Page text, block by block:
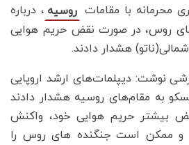
محرمانه با مقامات روسیه ، درباره
روس، در صورت نقض حریم هوایی
هشدار دادند.
نوشت: دیپلمات‌های ارشد اروپایی
به مقام‌های روسیه هشدار دادند
بیشتر حریم هوایی خود، واکنش
و ممکن است جنگنده های روس را